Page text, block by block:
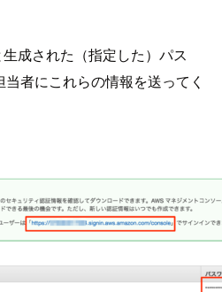
成された（指定した）パス
者にこれらの情報を送ってく